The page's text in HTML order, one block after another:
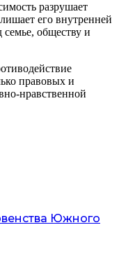
разрушает
его внутренней
семье, обществу и
правовых и
нравственной
Южного